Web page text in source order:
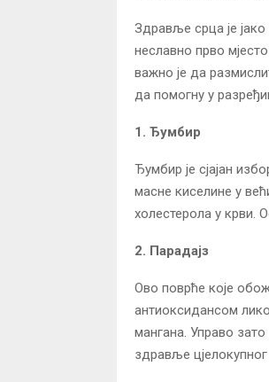
Здравље срца је
неславно прво
важно је да
да помогну у
1. Ђумбир
Ђумбир је сјајан
масне киселине у
холестерола у крви.
2. Парадајз
Ово поврће које
антиоксидансом
мангана. Управо зато
здравље